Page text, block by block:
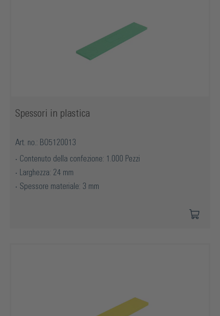
Spessori in plastica
Art. no.: BO5120013
Contenuto della confezione: 1.000 Pezzi
Larghezza: 24 mm
Spessore materiale: 3 mm